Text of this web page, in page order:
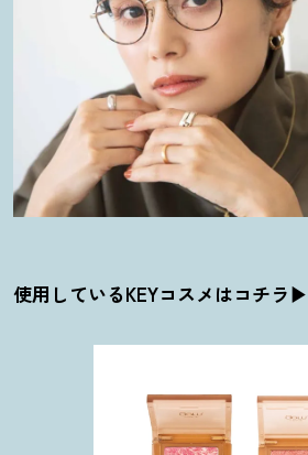
使用しているKEYコスメはコチラ